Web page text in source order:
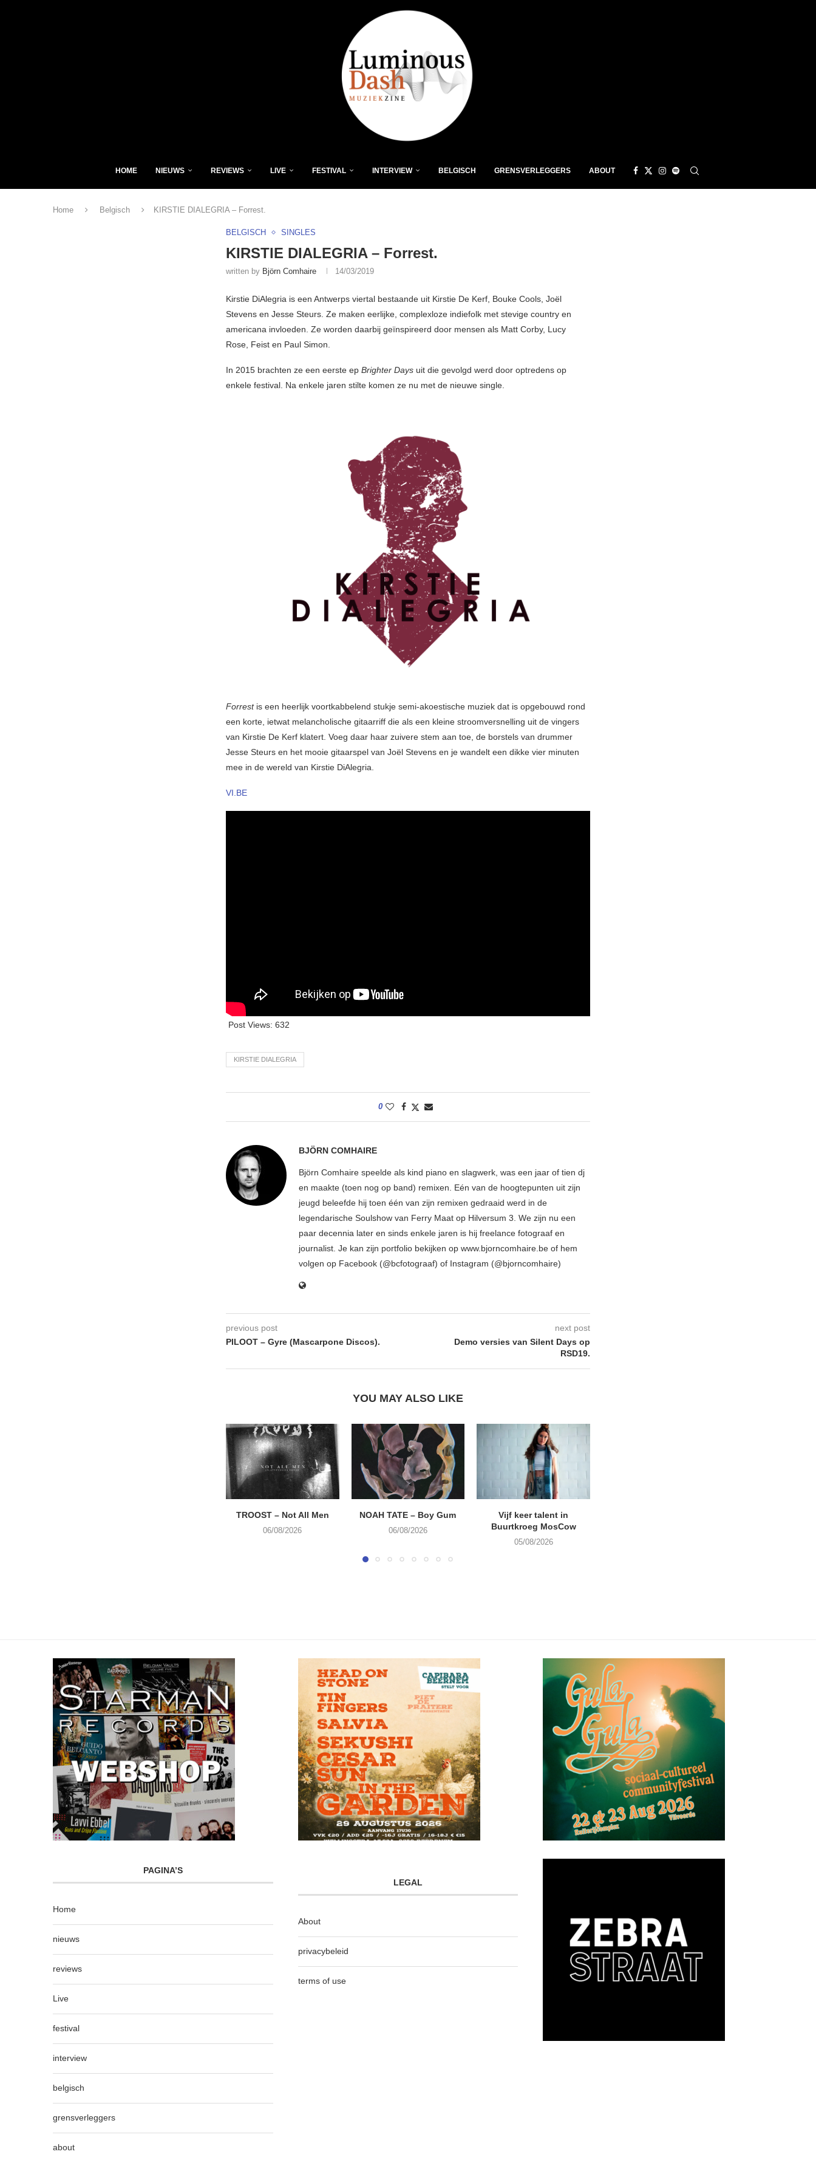
HOME NIEUWS REVIEWS LIVE FESTIVAL INTERVIEW BELGISCH GRENSVERLEGGERS ABOUT
Home Belgisch KIRSTIE DIALEGRIA – Forrest.
BELGISCH SINGLES
KIRSTIE DIALEGRIA – Forrest.
written by Björn Comhaire 14/03/2019
Kirstie DiAlegria is een Antwerps viertal bestaande uit Kirstie De Kerf, Bouke Cools, Joël
Stevens en Jesse Steurs. Ze maken eerlijke, complexloze indiefolk met stevige country en
americana invloeden. Ze worden daarbij geïnspireerd door mensen als Matt Corby, Lucy
Rose, Feist en Paul Simon.
In 2015 brachten ze een eerste ep Brighter Days uit die gevolgd werd door optredens op
enkele festival. Na enkele jaren stilte komen ze nu met de nieuwe single.
Forrestis een heerlijk voortkabbelend stukje semi-akoestische muziek dat is opgebouwd rond
een korte, ietwat melancholische gitaarriff die als een kleine stroomversnelling uit de vingers
van Kirstie De Kerf klatert. Voeg daar haar zuivere stem aan toe, de borstels van drummer
Jesse Steurs en het mooie gitaarspel van Joël Stevens en je wandelt een dikke vier minuten
mee in de wereld van Kirstie DiAlegria.
VI.BE
Post Views: 632
KIRSTIE DIALEGRIA
0
BJÖRN COMHAIRE
Björn Comhaire speelde als kind piano en slagwerk, was een jaar of tien dj
en maakte (toen nog op band) remixen. Eén van de hoogtepunten uit zijn
jeugd beleefde hij toen één van zijn remixen gedraaid werd in de
legendarische Soulshow van Ferry Maat op Hilversum 3. We zijn nu een
paar decennia later en sinds enkele jaren is hij freelance fotograaf en
journalist. Je kan zijn portfolio bekijken op www.bjorncomhaire.be of hem
volgen op Facebook (@bcfotograaf) of Instagram (@bjorncomhaire)
previous post
PILOOT – Gyre (Mascarpone Discos).
next post
Demo versies van Silent Days op
RSD19.
YOU MAY ALSO LIKE
TROOST – Not All Men
06/08/2026
NOAH TATE – Boy Gum
06/08/2026
Vijf keer talent in
Buurtkroeg MosCow
05/08/2026
PAGINA’S
Home
nieuws
reviews
Live
festival
interview
belgisch
grensverleggers
about
LEGAL
About
privacybeleid
terms of use